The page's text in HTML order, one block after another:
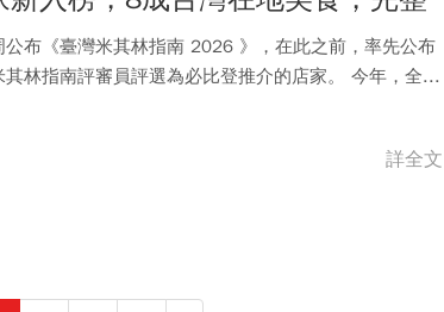
公布《臺灣米其林指南 2026 》，在此之前，率先公布
其林指南評審員評選為必比登推介的店家。 今年，全...
詳全文